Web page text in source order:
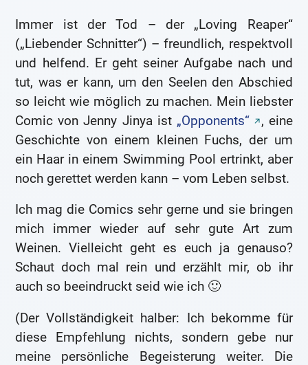
Immer ist der Tod – der „Loving Reaper“
(„Liebender Schnitter“) – freundlich, respektvoll
und helfend. Er geht seiner Aufgabe nach und
tut, was er kann, um den Seelen den Abschied
so leicht wie möglich zu machen. Mein liebster
Comic von Jenny Jinya ist „Opponents“
, eine
Geschichte von einem kleinen Fuchs, der um
ein Haar in einem Swimming Pool ertrinkt, aber
noch gerettet werden kann – vom Leben selbst.
Ich mag die Comics sehr gerne und sie bringen
mich immer wieder auf sehr gute Art zum
Weinen. Vielleicht geht es euch ja genauso?
Schaut doch mal rein und erzählt mir, ob ihr
auch so beeindruckt seid wie ich 🙂
(Der Vollständigkeit halber: Ich bekomme für
diese Empfehlung nichts, sondern gebe nur
meine persönliche Begeisterung weiter. Die